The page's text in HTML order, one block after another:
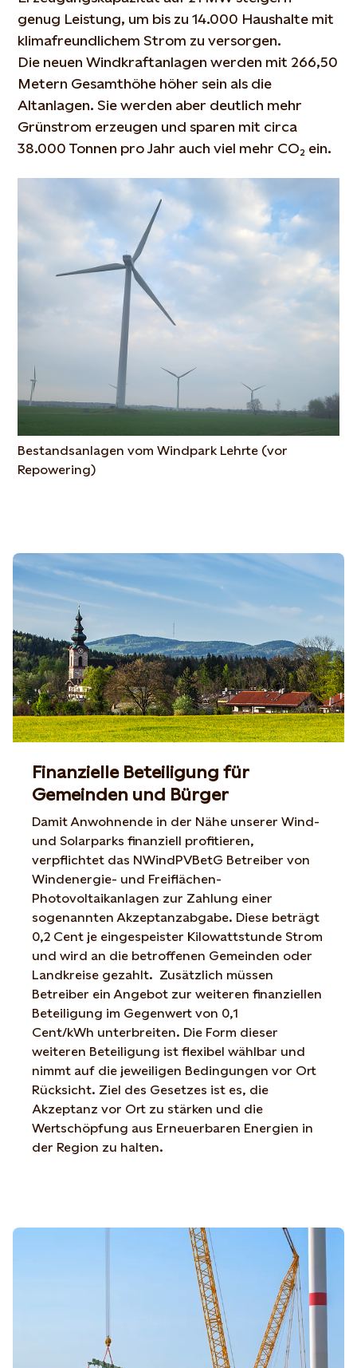
genug Leistung, um bis zu 14.000 Haushalte mit
klimafreundlichem Strom zu versorgen.
Die neuen Windkraftanlagen werden mit 266,50
Metern Gesamthöhe höher sein als die
Altanlagen. Sie werden aber deutlich mehr
Grünstrom erzeugen und sparen mit circa
38.000 Tonnen pro Jahr auch viel mehr CO₂ ein.
Bestandsanlagen vom Windpark Lehrte (vor
Repowering)
Finanzielle Beteiligung für
Gemeinden und Bürger
Damit Anwohnende in der Nähe unserer Wind-
und Solarparks finanziell profitieren,
verpflichtet das NWindPVBetG Betreiber von
Windenergie- und Freiflächen-
Photovoltaikanlagen zur Zahlung einer
sogenannten Akzeptanzabgabe. Diese beträgt
0,2 Cent je eingespeister Kilowattstunde Strom
und wird an die betroffenen Gemeinden oder
Landkreise gezahlt. Zusätzlich müssen
Betreiber ein Angebot zur weiteren finanziellen
Beteiligung im Gegenwert von 0,1
Cent/kWh unterbreiten. Die Form dieser
weiteren Beteiligung ist flexibel wählbar und
nimmt auf die jeweiligen Bedingungen vor Ort
Rücksicht. Ziel des Gesetzes ist es, die
Akzeptanz vor Ort zu stärken und die
Wertschöpfung aus Erneuerbaren Energien in
der Region zu halten.